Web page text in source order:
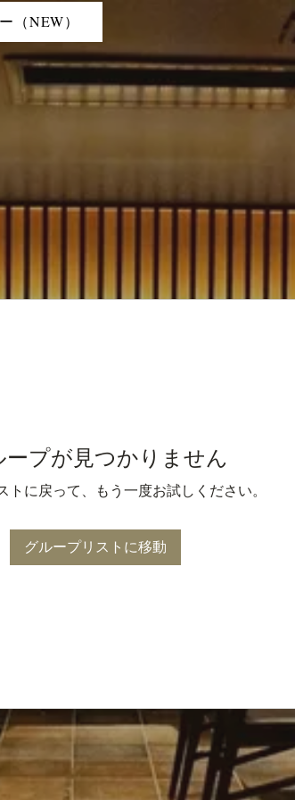
（NEW）
ープが見つかりません
トに戻って、もう一度お試しください。
グループリストに移動